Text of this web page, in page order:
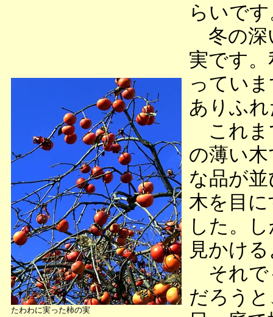
たわわに実った柿の実
らいで
冬の深
実です
ってい
ありふ
これま
の薄い
な品が
木を目
した。
見かけ
それで
だろう